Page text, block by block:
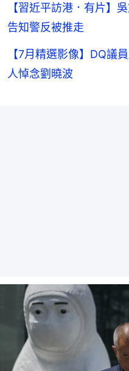
【習近平訪港．有片】
告知警反被推走
【7月精選影像】DQ
人悼念劉曉波